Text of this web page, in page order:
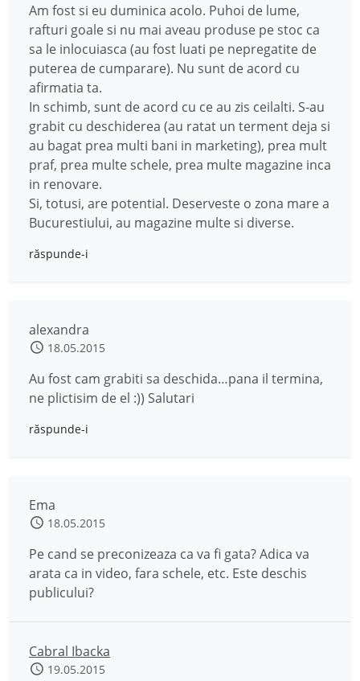
Am fost si eu duminica acolo. Puhoi de lume,
rafturi goale si nu mai aveau produse pe stoc ca
sa le inlocuiasca (au fost luati pe nepregatite de
puterea de cumparare). Nu sunt de acord cu
afirmatia ta.
In schimb, sunt de acord cu ce au zis ceilalti. S-au
grabit cu deschiderea (au ratat un terment deja si
au bagat prea multi bani in marketing), prea mult
praf, prea multe schele, prea multe magazine inca
in renovare.
Si, totusi, are potential. Deserveste o zona mare a
Bucurestiului, au magazine multe si diverse.
răspunde-i
alexandra
18.05.2015
Au fost cam grabiti sa deschida…pana il termina,
ne plictisim de el :)) Salutari
răspunde-i
Ema
18.05.2015
Pe cand se preconizeaza ca va fi gata? Adica va
arata ca in video, fara schele, etc. Este deschis
publicului?
Cabral Ibacka
19.05.2015